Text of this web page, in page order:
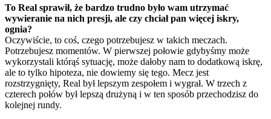
To Real sprawił, że bardzo trudno było wam utrzymać
wywieranie na nich presji, ale czy chciał pan więcej iskry,
ognia?
Oczywiście, to coś, czego potrzebujesz w takich meczach.
Potrzebujesz momentów. W pierwszej połowie gdybyśmy może
wykorzystali którąś sytuację, może dałoby nam to dodatkową iskrę,
ale to tylko hipoteza, nie dowiemy się tego. Mecz jest
rozstrzygnięty, Real był lepszym zespołem i wygrał. W trzech z
czterech połów był lepszą drużyną i w ten sposób przechodzisz do
kolejnej rundy.